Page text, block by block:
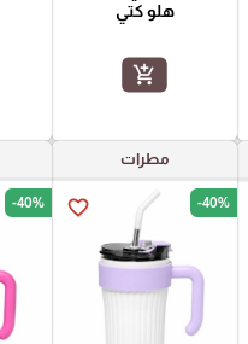
هلو كتي
add_shopping_cart
مطرات
favorite_border -40%
-40%